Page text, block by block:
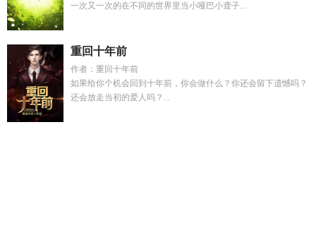
一次又一次的在不同的世界里当小哑巴小聋子...
重回十年前
作者：重回十年前
如果给你个机会回到十年前，你会做什么？你还会留下遗憾吗？
还会放走当初的爱人吗？...